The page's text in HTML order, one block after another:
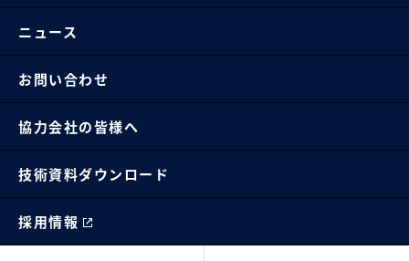
ニュース
お問い合わせ
協力会社の皆様へ
技術資料ダウンロード
採用情報